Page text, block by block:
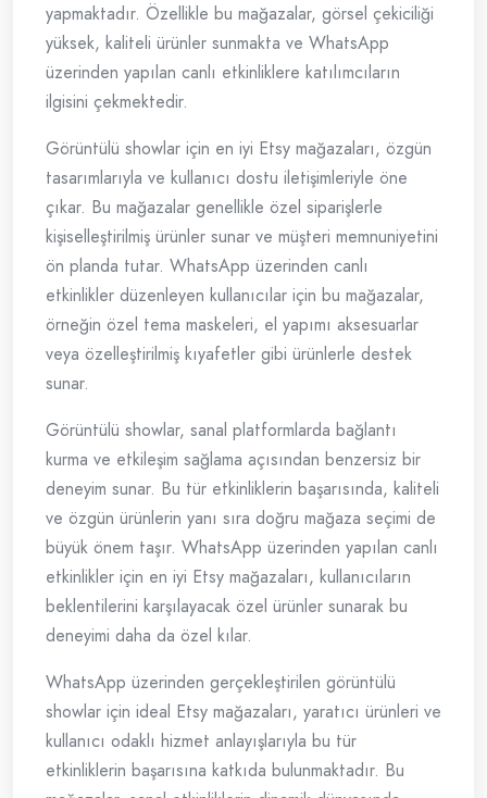
yapmaktadır. Özellikle bu mağazalar, görsel çekiciliği
yüksek, kaliteli ürünler sunmakta ve WhatsApp
üzerinden yapılan canlı etkinliklere katılımcıların
ilgisini çekmektedir.
Görüntülü showlar için en iyi Etsy mağazaları, özgün
tasarımlarıyla ve kullanıcı dostu iletişimleriyle öne
çıkar. Bu mağazalar genellikle özel siparişlerle
kişiselleştirilmiş ürünler sunar ve müşteri memnuniyetini
ön planda tutar. WhatsApp üzerinden canlı
etkinlikler düzenleyen kullanıcılar için bu mağazalar,
örneğin özel tema maskeleri, el yapımı aksesuarlar
veya özelleştirilmiş kıyafetler gibi ürünlerle destek
sunar.
Görüntülü showlar, sanal platformlarda bağlantı
kurma ve etkileşim sağlama açısından benzersiz bir
deneyim sunar. Bu tür etkinliklerin başarısında, kaliteli
ve özgün ürünlerin yanı sıra doğru mağaza seçimi de
büyük önem taşır. WhatsApp üzerinden yapılan canlı
etkinlikler için en iyi Etsy mağazaları, kullanıcıların
beklentilerini karşılayacak özel ürünler sunarak bu
deneyimi daha da özel kılar.
WhatsApp üzerinden gerçekleştirilen görüntülü
showlar için ideal Etsy mağazaları, yaratıcı ürünleri ve
kullanıcı odaklı hizmet anlayışlarıyla bu tür
etkinliklerin başarısına katkıda bulunmaktadır. Bu